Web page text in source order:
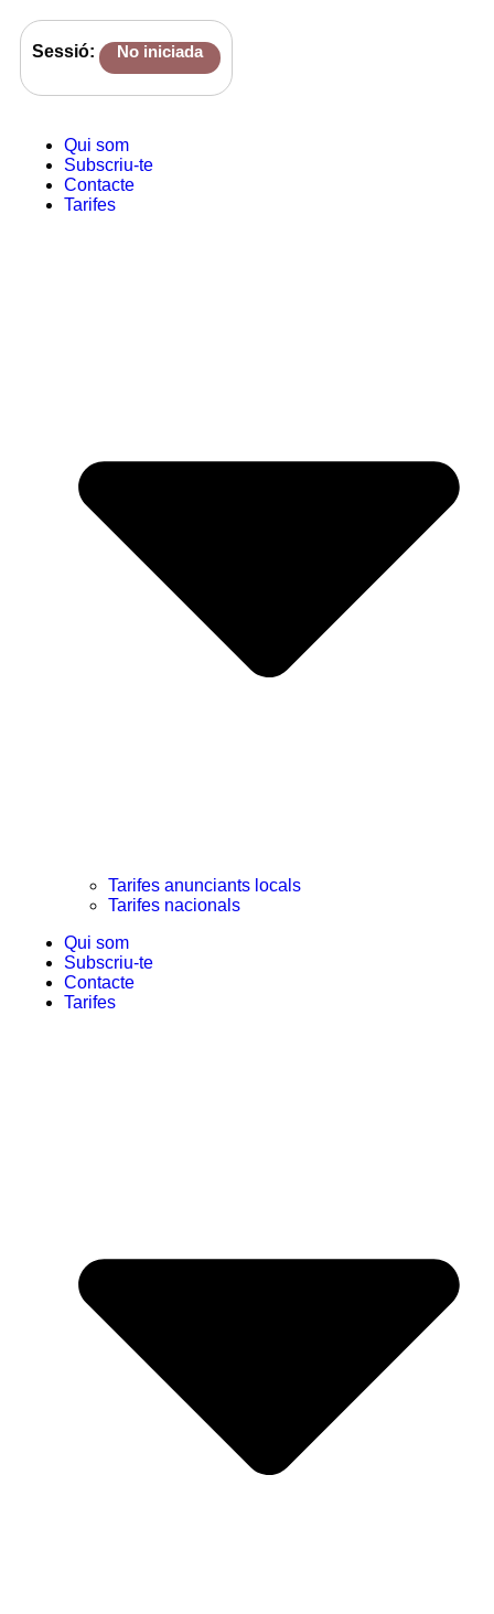
Sessió: No iniciada
Qui som
Subscriu-te
Contacte
Tarifes
Tarifes anunciants locals
Tarifes nacionals
Qui som
Subscriu-te
Contacte
Tarifes